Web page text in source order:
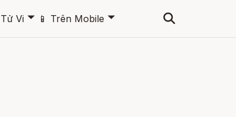
Tử Vi 🞃 📱 Trên Mobile 🞃